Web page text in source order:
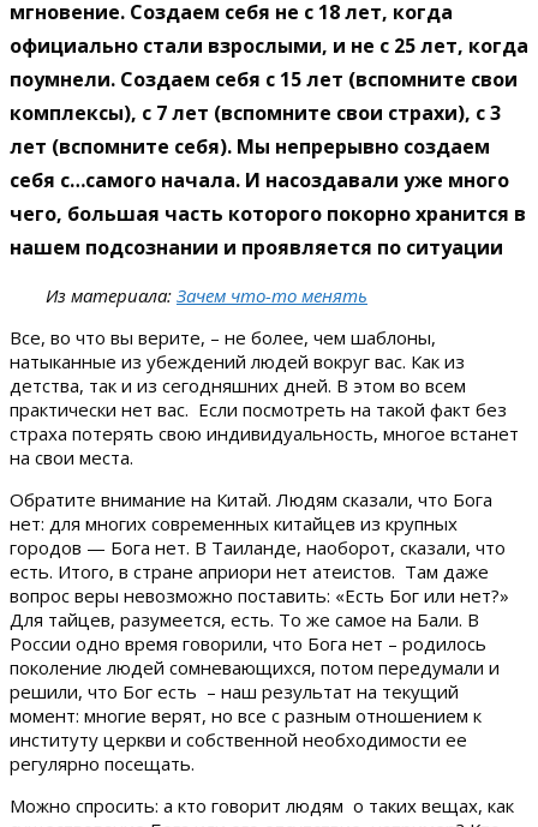
мгновение. Создаем себя не с 18 лет, когда
официально стали взрослыми, и не с 25 лет, когда
поумнели. Создаем себя с 15 лет (вспомните свои
комплексы), с 7 лет (вспомните свои страхи), с 3
лет (вспомните себя). Мы непрерывно создаем
себя с…самого начала. И насоздавали уже много
чего, большая часть которого покорно хранится в
нашем подсознании и проявляется по ситуации
Из материала: Зачем что-то менять
Все, во что вы верите, – не более, чем шаблоны,
натыканные из убеждений людей вокруг вас. Как из
детства, так и из сегодняшних дней. В этом во всем
практически нет вас. Если посмотреть на такой факт без
страха потерять свою индивидуальность, многое встанет
на свои места.
Обратите внимание на Китай. Людям сказали, что Бога
нет: для многих современных китайцев из крупных
городов — Бога нет. В Таиланде, наоборот, сказали, что
есть. Итого, в стране априори нет атеистов. Там даже
вопрос веры невозможно поставить: «Есть Бог или нет?»
Для тайцев, разумеется, есть. То же самое на Бали. В
России одно время говорили, что Бога нет – родилось
поколение людей сомневающихся, потом передумали и
решили, что Бог есть – наш результат на текущий
момент: многие верят, но все с разным отношением к
институту церкви и собственной необходимости ее
регулярно посещать.
Можно спросить: а кто говорит людям о таких вещах, как